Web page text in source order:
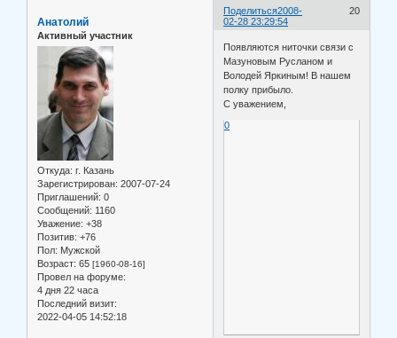
Поделиться 20
2008-
02-28 23:29:54
Анатолий
Активный участник
Откуда: г. Казань
Зарегистрирован: 2007-07-24
Приглашений: 0
Сообщений: 1160
Уважение: +38
Позитив: +76
Пол: Мужской
Возраст: 65 [1960-08-16]
Провел на форуме:
4 дня 22 часа
Последний визит:
2022-04-05 14:52:18
Появляются ниточки связи с
Мазуновым Русланом и
Володей Яркиным! В нашем
полку прибыло.
С уважением,
0